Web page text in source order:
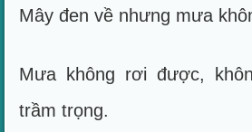
Mây đen về nhưng mưa
Mưa không rơi được,
trầm trọng.